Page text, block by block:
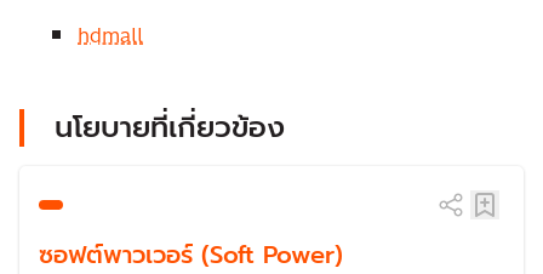
hdmall
นโยบายที่เกี่ยวข้อง
ซอฟต์พาวเวอร์ (Soft Power)